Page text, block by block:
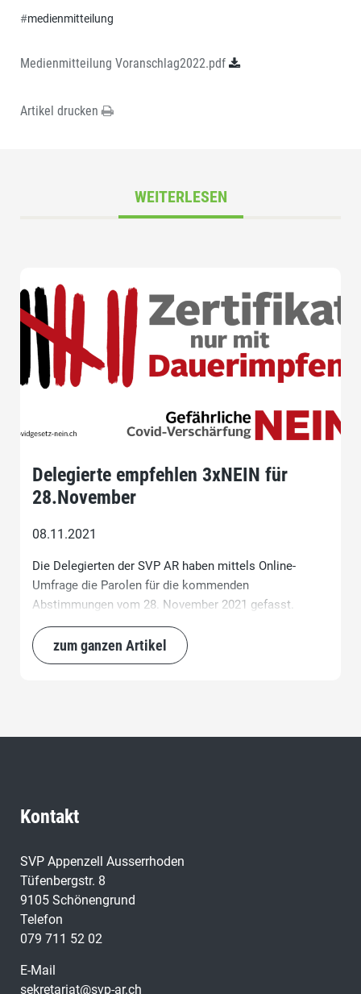
#medienmitteilung
Medienmitteilung Voranschlag2022.pdf
Artikel drucken
WEITERLESEN
Delegierte empfehlen 3xNEIN für
28.November
08.11.2021
Die Delegierten der SVP AR haben mittels Online-
Umfrage die Parolen für die kommenden
Abstimmungen vom 28. November 2021 gefasst.
zum ganzen Artikel
Kontakt
SVP Appenzell Ausserrhoden
Tüfenbergstr. 8
9105 Schönengrund
Telefon
079 711 52 02
E-Mail
sekretariat@svp-ar.ch